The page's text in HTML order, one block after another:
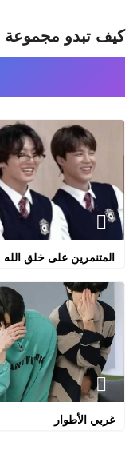
كيف تبدو
المتنمرين على خلق الله
غربي الأطوار